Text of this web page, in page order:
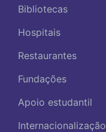
Bibliotecas
Hospitais
Restaurantes
Fundações
Apoio estudantil
Internacionalização